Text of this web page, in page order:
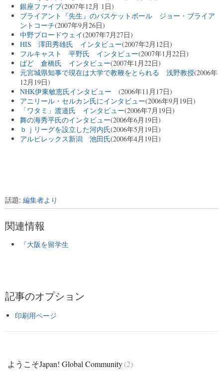
銀座ファイブ(2007年12月 1日)
ブライアント『先生』のバスケットボール ジョー・ブライア
ントコーチ(2007年9月26日)
中野ブロードウェイ(2007年7月27日)
HIS 澤田秀雄氏 インタビュー(2007年2月12日)
フルキャスト 平野氏 インタビュー(2007年1月22日)
ぱど 倉橋氏 インタビュー(2007年1月22日)
元宮城県知事で現在は大学で教鞭をとられる 浅野教授(2006年
12月19日)
NHK伊東敏恵氏インタビュー (2006年11月17日)
アニリール・セルカン氏にインタビュー(2006年9月19日)
「ワタミ」渡邉氏 インタビュー(2006年7月19日)
舞の海秀平氏のインタビュー(2006年6月19日)
ｂｊリーグを設立した河内氏(2006年5月19日)
アルビレックス新潟 池田氏(2006年4月19日)
話題: 編集者より
関連情報
『大阪を留学生
記事のオプション
印刷用ページ
ようこそJapan! Global Community(2)